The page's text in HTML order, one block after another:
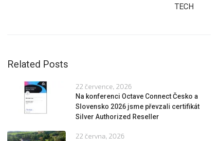
TECH
Related Posts
22 července, 2026
Na konferenci Octave Connect Česko a
Slovensko 2026 jsme převzali certifikát
Silver Authorized Reseller
22 června, 2026